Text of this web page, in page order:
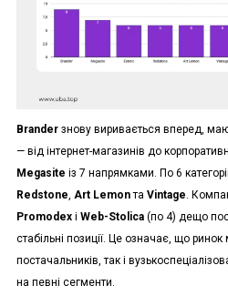
Branderзнову виривається вперед,
— від інтернет-магазинів до
Megasite із 7 напрямками. По 6
Redstone Art Lemonта Vintage .
Promodexі Web-Stolica(по 4) дещо
стабільні позиції. Це означає, що
постачальників, так і
на певні сегменти.